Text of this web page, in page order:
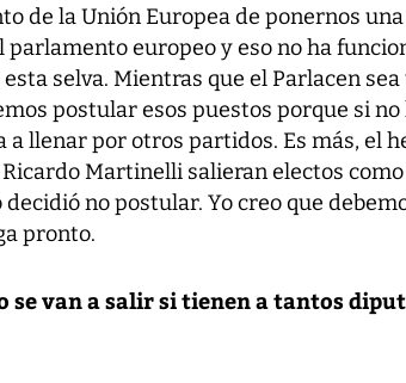
de la Unión Europea de ponernos
europeo y eso no ha
selva. Mientras que el Parlacen sea
postular esos puestos porque si no
a llenar por otros partidos. Es más, el
Martinelli salieran electos
no postular. Yo creo que
pronto.
se van a salir si tienen a tantos